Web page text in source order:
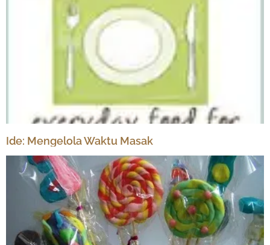
Ide: Mengelola Waktu Masak